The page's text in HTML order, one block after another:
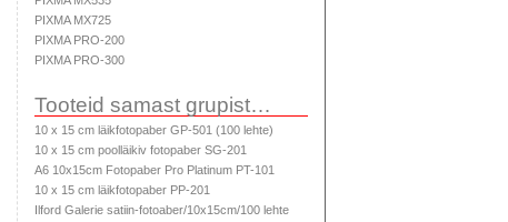
PIXMA MX725
PIXMA PRO-200
PIXMA PRO-300
Tooteid samast grupist…
10 x 15 cm läikfotopaber GP-501 (100 lehte)
10 x 15 cm poolläikiv fotopaber SG-201
A6 10x15cm Fotopaber Pro Platinum PT-101
10 x 15 cm läikfotopaber PP-201
Ilford Galerie satiin-fotoaber/10x15cm/100 lehte